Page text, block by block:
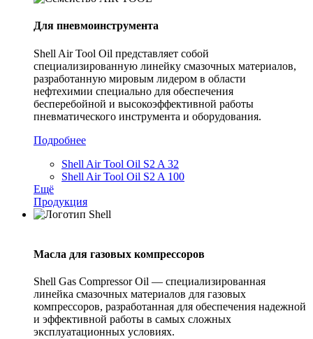
Для пневмоинструмента
Shell Air Tool Oil представляет собой
специализированную линейку смазочных материалов,
разработанную мировым лидером в области
нефтехимии специально для обеспечения
бесперебойной и высокоэффективной работы
пневматического инструмента и оборудования.
Подробнее
Shell Air Tool Oil S2 A 32
Shell Air Tool Oil S2 A 100
Ещё
Продукция
Масла для газовых компрессоров
Shell Gas Compressor Oil — специализированная
линейка смазочных материалов для газовых
компрессоров, разработанная для обеспечения надежной
и эффективной работы в самых сложных
эксплуатационных условиях.